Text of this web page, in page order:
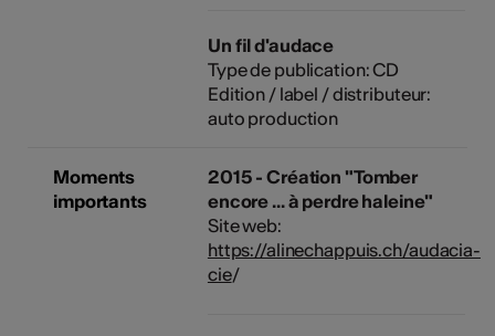
Un fil d'audace
Type de publication: CD
Edition / label / distributeur:
auto production
Moments
importants
2015 - Création "Tomber
encore ... à perdre haleine"
Site web:
https://alinechappuis.ch/audacia-
cie/